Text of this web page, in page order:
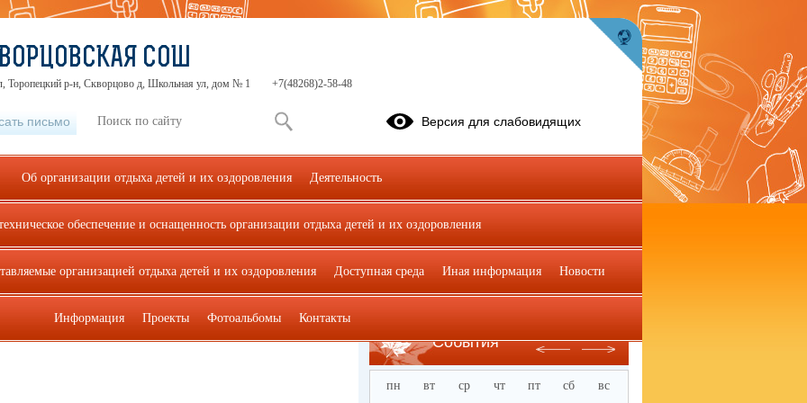
правовые и иные акты в сфере противодействия
и иные акты в сфере
События
пн вт ср чт пт сб вс
СОШ
Торопецкий р-н, Скворцово д, Школьная ул, дом № 1 +7(48268)2-58-48
письмо Версия для слабовидящих
Об организации отдыха детей и их оздоровления Деятельность
обеспечение и оснащенность организации отдыха детей и их оздоровления
организацией отдыха детей и их оздоровления Доступная среда Иная информация Новости
Информация Проекты Фотоальбомы Контакты